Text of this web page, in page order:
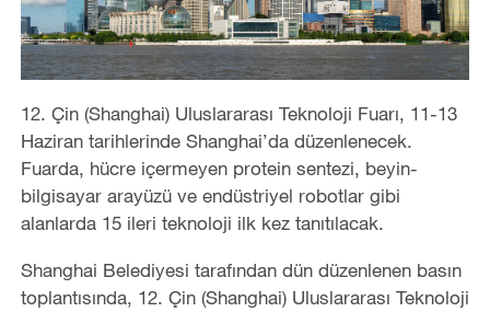
12. Çin (Shanghai) Uluslararası Teknoloji Fuarı, 11-13
Haziran tarihlerinde Shanghai’da düzenlenecek.
Fuarda, hücre içermeyen protein sentezi, beyin-
bilgisayar arayüzü ve endüstriyel robotlar gibi
alanlarda 15 ileri teknoloji ilk kez tanıtılacak.
Shanghai Belediyesi tarafından dün düzenlenen basın
toplantısında, 12. Çin (Shanghai) Uluslararası Teknoloji